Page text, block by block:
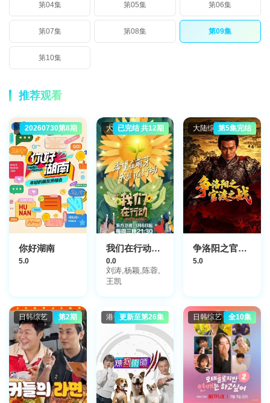
第04集 第05集 第06集
第07集 第08集 第09集
第10集
推荐观看
大陆综艺
20260730第8期
你好湖南​
5.0
大陆综艺
已完结 共12期
我们在行动第三季
0.0
刘涛,杨颖,陈蓉,
王凯
大陆综艺第5集完结
争洛阳之官渡之战
5.0
日韩综艺 第2期 港台综艺更新至第26集 日韩综艺 全10集